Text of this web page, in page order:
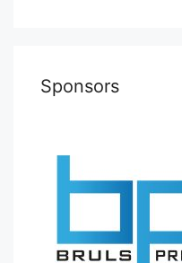
Sponsors